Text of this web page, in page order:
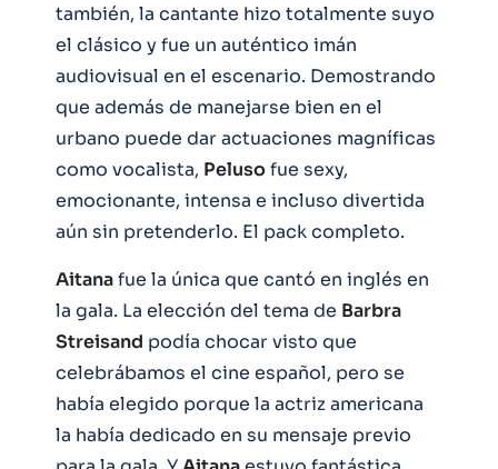
también, la cantante hizo totalmente suyo
el clásico y fue un auténtico imán
audiovisual en el escenario. Demostrando
que además de manejarse bien en el
urbano puede dar actuaciones magníficas
como vocalista, Pelusofue sexy,
emocionante, intensa e incluso divertida
aún sin pretenderlo. El pack completo.
Aitanafue la única que cantó en inglés en
la gala. La elección del tema de Barbra
Streisand podía chocar visto que
celebrábamos el cine español, pero se
había elegido porque la actriz americana
la había dedicado en su mensaje previo